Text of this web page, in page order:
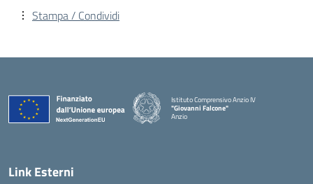
Stampa / Condividi
Istituto Comprensivo Anzio IV
"Giovanni Falcone"
Anzio
Link Esterni